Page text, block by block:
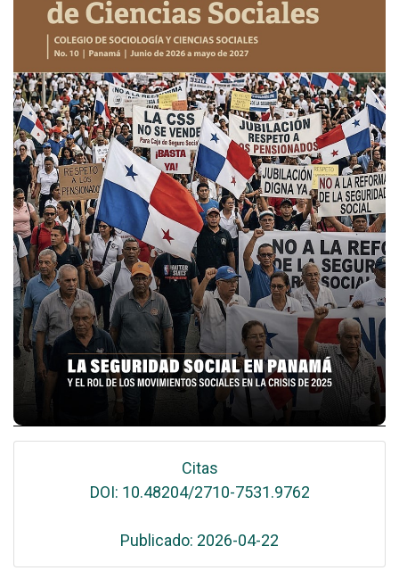
Citas
DOI: 10.48204/2710-7531.9762
Publicado: 2026-04-22